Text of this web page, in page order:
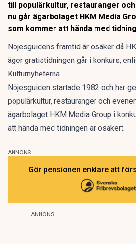
till populärkultur, restauranger
nu går ägarbolaget HKM Media
som kommer att hända med
Nöjesguidens framtid är osäker då
äger gratistidningen går i konkurs,
Kulturnyheterna.
Nöjesguiden startade 1982 och har
populärkultur, restauranger och
ägarbolaget HKM Media Group i
att hända med tidningen är osäkert.
ANNONS
Gör pensionen enklare att
ANNONS